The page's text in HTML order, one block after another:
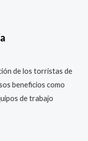
de los torristas de
beneficios como
de trabajo